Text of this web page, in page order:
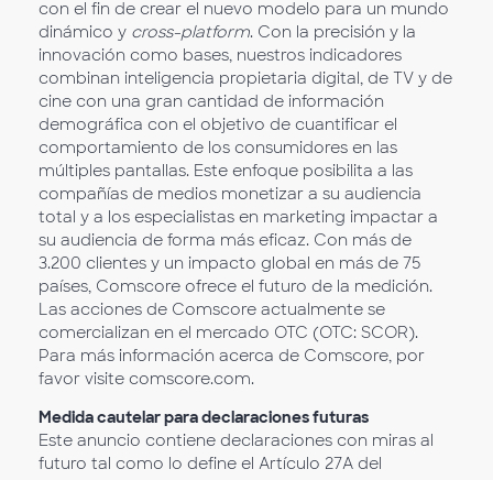
con el fin de crear el nuevo modelo para un mundo
dinámico y cross-platform. Con la precisión y la
innovación como bases, nuestros indicadores
combinan inteligencia propietaria digital, de TV y de
cine con una gran cantidad de información
demográfica con el objetivo de cuantificar el
comportamiento de los consumidores en las
múltiples pantallas. Este enfoque posibilita a las
compañías de medios monetizar a su audiencia
total y a los especialistas en marketing impactar a
su audiencia de forma más eficaz. Con más de
3.200 clientes y un impacto global en más de 75
países, Comscore ofrece el futuro de la medición.
Las acciones de Comscore actualmente se
comercializan en el mercado OTC (OTC: SCOR).
Para más información acerca de Comscore, por
favor visite comscore.com.
Medida cautelar para declaraciones futuras
Este anuncio contiene declaraciones con miras al
futuro tal como lo define el Artículo 27A del